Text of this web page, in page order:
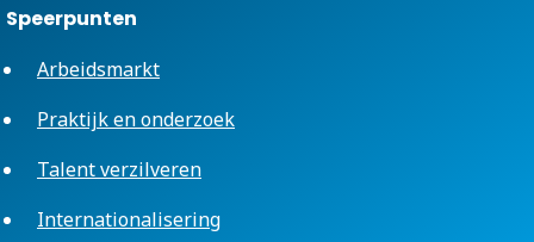
Speerpunten
Arbeidsmarkt
Praktijk en onderzoek
Talent verzilveren
Internationalisering